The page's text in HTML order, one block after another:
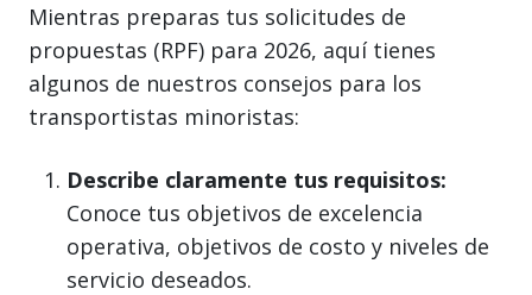
Mientras preparas tus solicitudes de
propuestas (RPF) para 2026, aquí tienes
algunos de nuestros consejos para los
transportistas minoristas:
Describe claramente tus requisitos:
Conoce tus objetivos de excelencia
operativa, objetivos de costo y niveles de
servicio deseados.